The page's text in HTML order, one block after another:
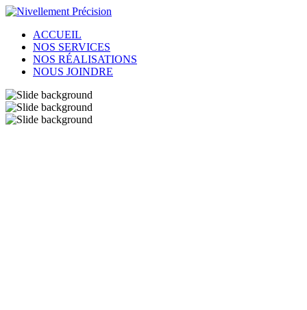
ACCUEIL
NOS SERVICES
NOS RÉALISATIONS
NOUS JOINDRE